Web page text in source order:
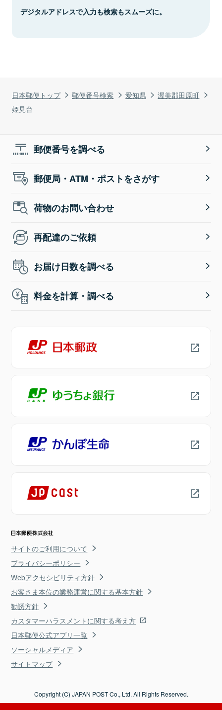
日本郵便トップ 郵便番号検索 愛知県
渥美郡田原町
姫見台
デジタルアドレスで入力も検索もスムーズに。
郵便番号を調べる
郵便局・ATM・ポストをさがす
荷物のお問い合わせ
再配達のご依頼
お届け日数を調べる
料金を計算・調べる
サイトのご利用について
プライバシーポリシー
Webアクセシビリティ方針
お客さま本位の業務運営に関する基本方針
勧誘方針
カスタマーハラスメントに関する考え方
日本郵便公式アプリ一覧
ソーシャルメディア
サイトマップ
Copyright (C) JAPAN POST Co., Ltd. All Rights Reserved.